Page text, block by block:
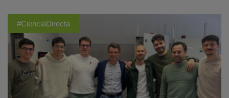
#CienciaDirecta